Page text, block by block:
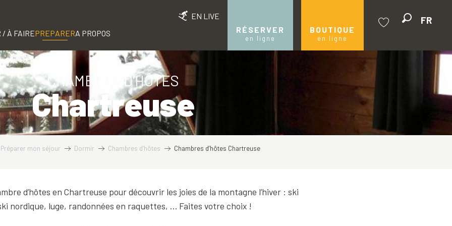
EN LIVE
RÉSERVER
en ligne
BOUTIQUE
en ligne
FR
/ À FAIREPREPARERA PROPOS
CHAMBRES D'HÔTES
Chartreuse
Préparer mon séjour Dormir Chambres d’hôtes Chambres d’hôtes Chartreuse
d’hôtes en Chartreuse pour découvrir les joies de la montagne l’hiver : ski
nordique, luge, randonnées en raquettes, … Faites votre choix !